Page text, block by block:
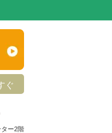
ぐ
ー2階